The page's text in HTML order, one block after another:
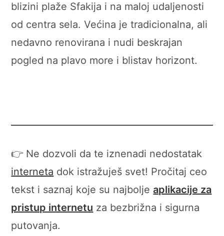
blizini plaže Sfakija i na maloj udaljenosti
od centra sela. Većina je tradicionalna, ali
nedavno renovirana i nudi beskrajan
pogled na plavo more i blistav horizont.
👉 Ne dozvoli da te iznenadi nedostatak
interneta dok istražuješ svet! Pročitaj ceo
tekst i saznaj koje su najbolje aplikacije za
pristup internetu za bezbrižna i sigurna
putovanja.